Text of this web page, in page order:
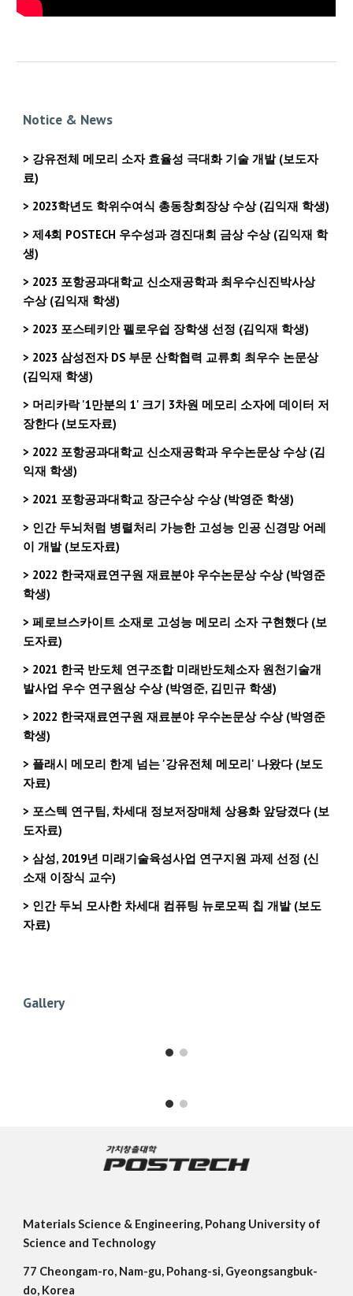
Notice & News
> 강유전체 메모리 소자 효율성 극대화 기술 개발(보도자
료)
> 2023학년도 학위수여식 총동창회장상 수상(김익재 학생)
> 제4회 POSTECH 우수성과 경진대회 금상 수상 (김익재 학
생)
> 2023 포항공과대학교 신소재공학과 최우수신진박사상
수상 (김익재 학생)
> 2023 포스테키안 펠로우쉽 장학생 선정 (김익재 학생)
> 2023 삼성전자 DS 부문 산학협력 교류회 최우수 논문상
(김익재 학생)
> 머리카락'1만분의 1' 크기 3차원 메모리 소자에 데이터 저
장한다 (보도자료)
> 2022 포항공과대학교 신소재공학과 우수논문상 수상 (김
익재 학생)
> 2021 포항공과대학교 장근수상수상 (박영준 학생)
> 인간 두뇌처럼 병렬처리 가능한 고성능 인공 신경망 어레
이 개발 (보도자료)
> 2022 한국재료연구원 재료분야 우수논문상 수상 (박영준
학생)
> 페로브스카이트 소재로 고성능 메모리 소자 구현했다 (보
도자료)
> 2021 한국 반도체 연구조합 미래반도체소자 원천기술개
발사업 우수 연구원상 수상 (박영준, 김민규 학생)
> 2022 한국재료연구원 재료분야 우수논문상 수상 (박영준
학생)
> 플래시 메모리 한계 넘는 '강유전체 메모리' 나왔다 (보도
자료)
> 포스텍 연구팀, 차세대 정보저장매체 상용화 앞당겼다 (보
도자료)
> 삼성, 2019년 미래기술육성사업 연구지원 과제 선정 (신
소재 이장식 교수)
> 인간 두뇌 모사한 차세대 컴퓨팅 뉴로모픽 칩 개발 (보도
자료)
Gallery
Materials Science & Engineering, Pohang University of
Science and Technology
77 Cheongam-ro, Nam-gu, Pohang-si, Gyeongsangbuk-
do, Korea